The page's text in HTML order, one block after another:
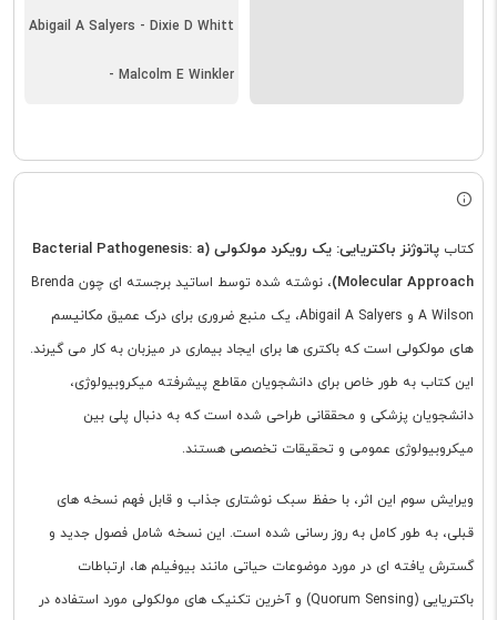
Abigail A Salyers - Dixie D Whitt
- Malcolm E Winkler
کتاب
پاتوژنز باکتریایی: یک رویکرد مولکولی (Bacterial Pathogenesis: a
Molecular Approach)
، نوشته شده توسط اساتید برجسته ای چون Brenda
A Wilson و Abigail A Salyers، یک منبع ضروری برای درک عمیق
مکانیسم
های مولکولی است که باکتری ها برای ایجاد بیماری در میزبان به کار می گیرند.
این کتاب به طور خاص برای دانشجویان مقاطع پیشرفته میکروبیولوژی،
دانشجویان پزشکی و محققانی طراحی شده است که به دنبال پلی بین
میکروبیولوژی عمومی و تحقیقات تخصصی هستند.
ویرایش سوم این اثر، با حفظ سبک نوشتاری جذاب و قابل فهم نسخه های
قبلی، به طور کامل به روز رسانی شده است. این نسخه شامل فصول جدید و
گسترش یافته ای در مورد موضوعات حیاتی مانند بیوفیلم ها، ارتباطات
باکتریایی (Quorum Sensing) و آخرین تکنیک های مولکولی مورد استفاده در